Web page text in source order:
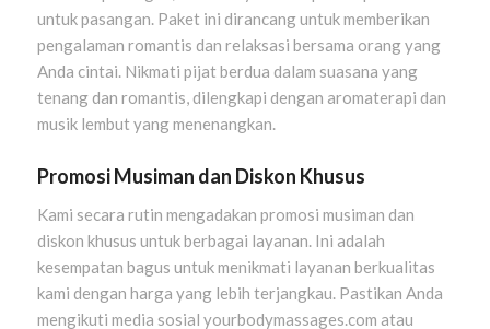
untuk pasangan. Paket ini dirancang untuk memberikan
pengalaman romantis dan relaksasi bersama orang yang
Anda cintai. Nikmati pijat berdua dalam suasana yang
tenang dan romantis, dilengkapi dengan aromaterapi dan
musik lembut yang menenangkan.
Promosi Musiman dan Diskon Khusus
Kami secara rutin mengadakan promosi musiman dan
diskon khusus untuk berbagai layanan. Ini adalah
kesempatan bagus untuk menikmati layanan berkualitas
kami dengan harga yang lebih terjangkau. Pastikan Anda
mengikuti media sosial yourbodymassages.com atau